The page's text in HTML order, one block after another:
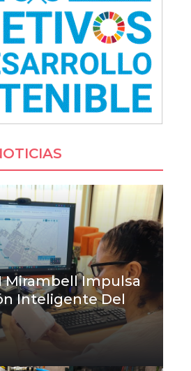
Mirambell Impulsa
Inteligente Del